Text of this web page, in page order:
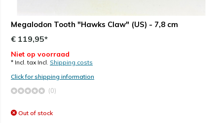
Megalodon Tooth "Hawks Claw" (US) - 7,8 cm
€ 119,95*
Niet op voorraad
* Incl. tax Incl. Shipping costs
Click for shipping information
(0)
Out of stock